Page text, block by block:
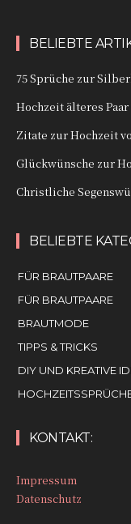
BELIEBTE
75 Sprüche zur
Hochzeit älteres
Zitate zur Hochzeit
Glückwünsche zur
Christliche
BELIEBTE
FÜR BRAUTPAARE
FÜR BRAUTPAARE
BRAUTMODE
TIPPS & TRICKS
DIY UND KREATIVE
KONTAKT:
Impressum
Datenschutz